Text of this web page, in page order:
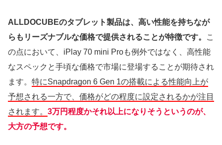
ALLDOCUBEのタブレット製品は、高い性能を持ちなが
らもリーズナブルな価格で提供されることが特徴です。
こ
の点において、iPlay 70 mini Proも例外ではなく、高性能
なスペックと手頃な価格で市場に登場することが期待され
ます。 特にSnapdragon 6 Gen 1の搭載による性能向上が
予想される一方で、価格がどの程度に設定されるかが注目
されます。 3万円程度かそれ以上になりそうというのが、
大方の予想です。